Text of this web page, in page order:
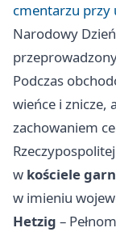
cmentarzu przy
Narodowy
Podczas
wieńce i znicze,
zachowaniem
w kościele
w imieniu
Hetzig –